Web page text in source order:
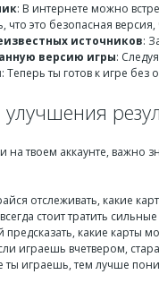
: В интернете можно
что это безопасная
источников:
версию игры:
: Теперь ты готов к игре без
твоем аккаунте, важно
отслеживать, какие
стоит тратить
предсказать, какие карты
играешь вчетвером,
играешь, тем лучше